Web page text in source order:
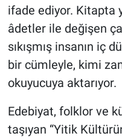
ifade ediyor. Kitapta
âdetler ile değişen
sıkışmış insanın iç
bir cümleyle, kimi
okuyucuya aktarıyor.
Edebiyat, folklor ve
taşıyan “Yitik